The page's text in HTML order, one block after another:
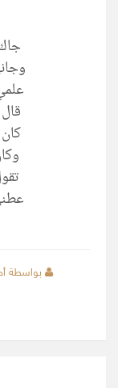
بواسطة